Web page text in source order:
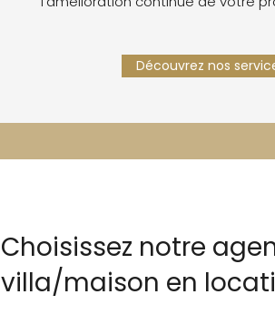
Découvrez nos
Choisissez notre
villa/maison en